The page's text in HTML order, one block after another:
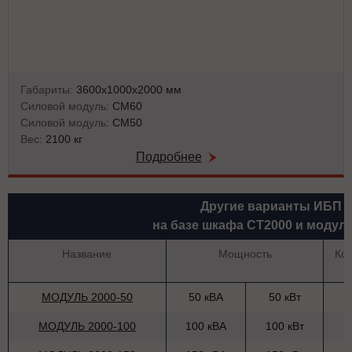
Габариты: 3600х1000х2000 мм
Силовой модуль: СМ60
Силовой модуль: СМ50
Вес: 2100 кг
Подробнее
Другие варианты ИБП
на базе шкафа СТ2000 и
Название Мощность
МОДУЛЬ 2000-50 50 кВА 50 кВт
МОДУЛЬ 2000-100 100 кВА 100 кВт